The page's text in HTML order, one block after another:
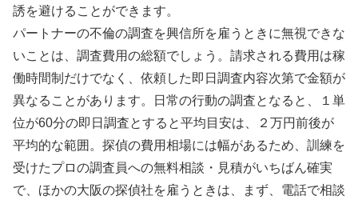
誘を避けることができます。
パートナーの不倫の調査を興信所を雇うときに無視できな
いことは、調査費用の総額でしょう。請求される費用は稼
働時間制だけでなく、依頼した即日調査内容次第で金額が
異なることがあります。日常の行動の調査となると、１単
位が60分の即日調査とすると平均目安は、２万円前後が
平均的な範囲。探偵の費用相場には幅があるため、訓練を
受けたプロの調査員への無料相談・見積がいちばん確実
で、ほかの大阪の探偵社を雇うときは、まず、電話で相談